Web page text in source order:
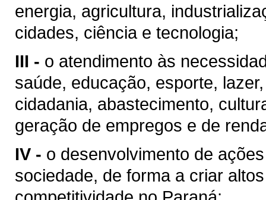
energia, agricultura,
cidades, ciência e tecnologia;
III - o atendimento às
saúde, educação, esporte,
cidadania, abastecimento,
geração de empregos e de
IV - o desenvolvimento de
sociedade, de forma a criar